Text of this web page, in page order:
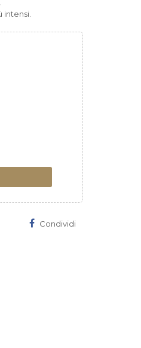
Condividi